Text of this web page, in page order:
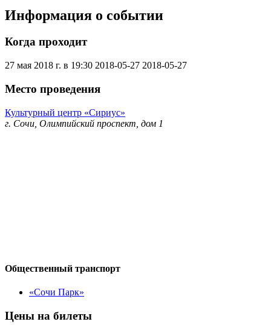
Информация о событии
Когда проходит
27 мая 2018 г. в 19:30 2018-05-27 2018-05-27
Место проведения
Культурный центр «Сириус»
г. Сочи, Олимпийский проспект, дом 1
Общественный транспорт
«Сочи Парк»
Цены на билеты